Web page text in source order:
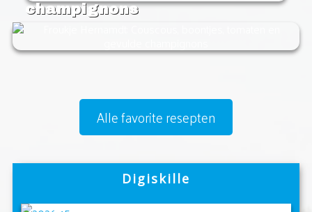
champignons
Alle favorite resepten
Digiskille